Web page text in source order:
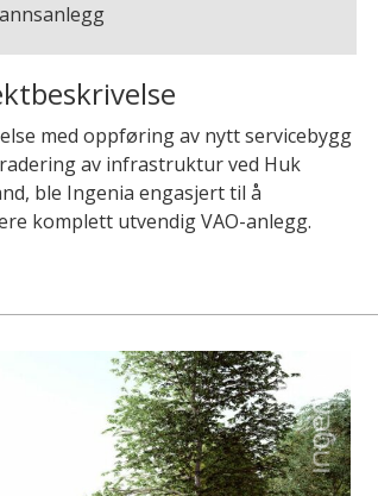
med oppføring av nytt servicebygg
av infrastruktur ved Huk
ble Ingenia engasjert til å
komplett utvendig VAO-anlegg.